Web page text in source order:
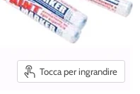
Tocca per ingrandire